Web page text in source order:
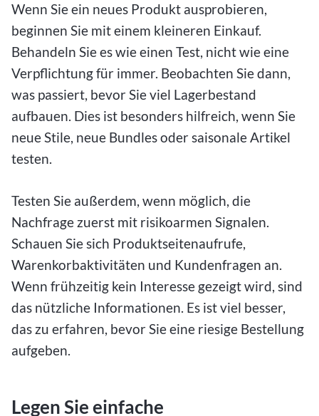
Wenn Sie ein neues Produkt ausprobieren,
beginnen Sie mit einem kleineren Einkauf.
Behandeln Sie es wie einen Test, nicht wie eine
Verpflichtung für immer. Beobachten Sie dann,
was passiert, bevor Sie viel Lagerbestand
aufbauen. Dies ist besonders hilfreich, wenn Sie
neue Stile, neue Bundles oder saisonale Artikel
testen.
Testen Sie außerdem, wenn möglich, die
Nachfrage zuerst mit risikoarmen Signalen.
Schauen Sie sich Produktseitenaufrufe,
Warenkorbaktivitäten und Kundenfragen an.
Wenn frühzeitig kein Interesse gezeigt wird, sind
das nützliche Informationen. Es ist viel besser,
das zu erfahren, bevor Sie eine riesige Bestellung
aufgeben.
Legen Sie einfache